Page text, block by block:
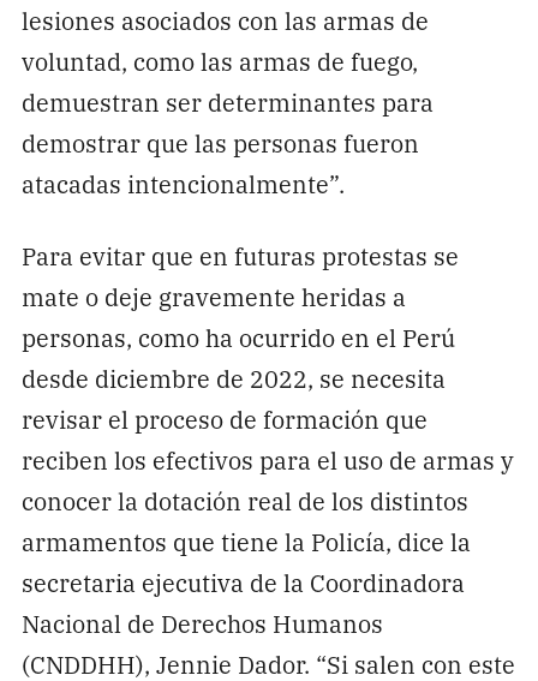
lesiones asociados con las armas de
voluntad, como las armas de fuego,
demuestran ser determinantes para
demostrar que las personas fueron
atacadas intencionalmente”.
Para evitar que en futuras protestas se
mate o deje gravemente heridas a
personas, como ha ocurrido en el Perú
desde diciembre de 2022, se necesita
revisar el proceso de formación que
reciben los efectivos para el uso de armas y
conocer la dotación real de los distintos
armamentos que tiene la Policía, dice la
secretaria ejecutiva de la Coordinadora
Nacional de Derechos Humanos
(CNDDHH), Jennie Dador. “Si salen con este